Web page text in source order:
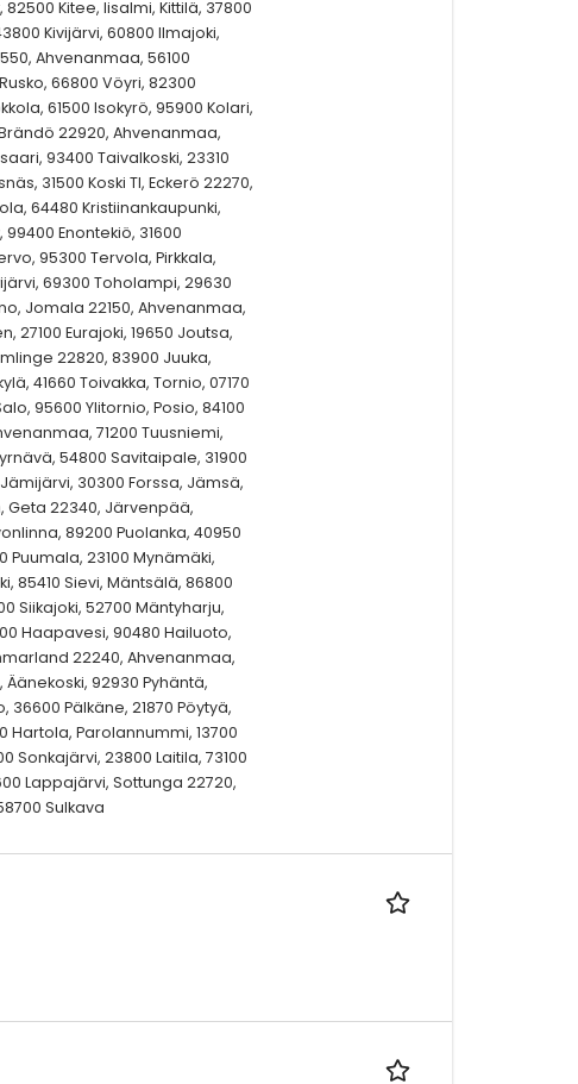
Kitee, Iisalmi, Kittilä, 37800
Kivijärvi, 60800 Ilmajoki,
Ahvenanmaa, 56100
66800 Vöyri, 82300
61500 Isokyrö, 95900 Kolari,
22920, Ahvenanmaa,
93400 Taivalkoski, 23310
31500 Koski Tl, Eckerö 22270,
64480 Kristiinankaupunki,
Enontekiö, 31600
95300 Tervola, Pirkkala,
69300 Toholampi, 29630
Jomala 22150, Ahvenanmaa,
27100 Eurajoki, 19650 Joutsa,
22820, 83900 Juuka,
41660 Toivakka, Tornio, 07170
95600 Ylitornio, Posio, 84100
71200 Tuusniemi,
54800 Savitaipale, 31900
30300 Forssa, Jämsä,
Geta 22340, Järvenpää,
89200 Puolanka, 40950
Puumala, 23100 Mynämäki,
85410 Sievi, Mäntsälä, 86800
Siikajoki, 52700 Mäntyharju,
Haapavesi, 90480 Hailuoto,
22240, Ahvenanmaa,
92930 Pyhäntä,
36600 Pälkäne, 21870 Pöytyä,
Hartola, Parolannummi, 13700
Sonkajärvi, 23800 Laitila, 73100
Lappajärvi, Sottunga 22720,
Sulkava